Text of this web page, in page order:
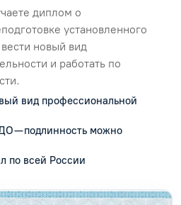
диплом о
установленного
новый вид
и работать по
вид профессиональной
— подлинность можно
по всей России